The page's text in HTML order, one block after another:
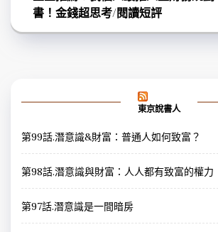
書！金錢超思考/閱讀短評
東京說書人
第99話.潛意識&財富：普通人如何致富？
第98話.潛意識與財富：人人都有致富的權力
第97話.潛意識是一間暗房